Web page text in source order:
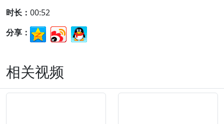
时长： 00:52
分享：
相关视频